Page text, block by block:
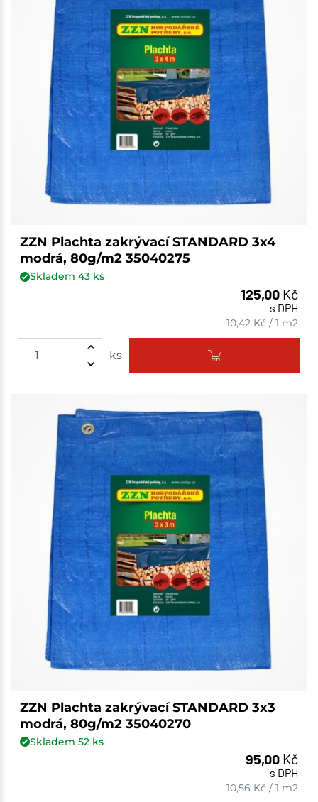
ZZN Plachta zakrývací STANDARD 3x4
modrá, 80g/m2 35040275
Skladem 43ks
125,00 Kč
s DPH
10,42 Kč /1 m2
ks
ZZN Plachta zakrývací STANDARD 3x3
modrá, 80g/m2 35040270
Skladem 52ks
95,00 Kč
s DPH
10,56 Kč /1 m2